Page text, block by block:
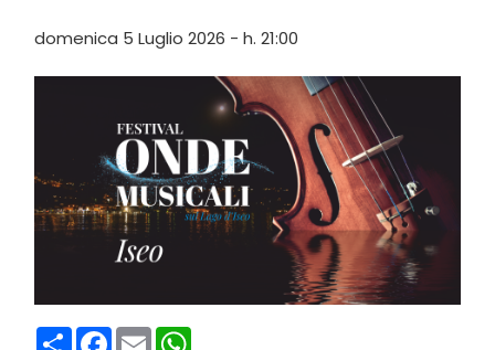
domenica 5 Luglio 2026 - h. 21:00
CondividiFacebook
Email